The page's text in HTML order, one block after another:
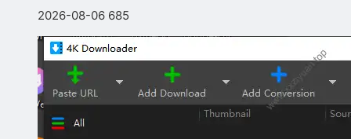
2026-08-06 685